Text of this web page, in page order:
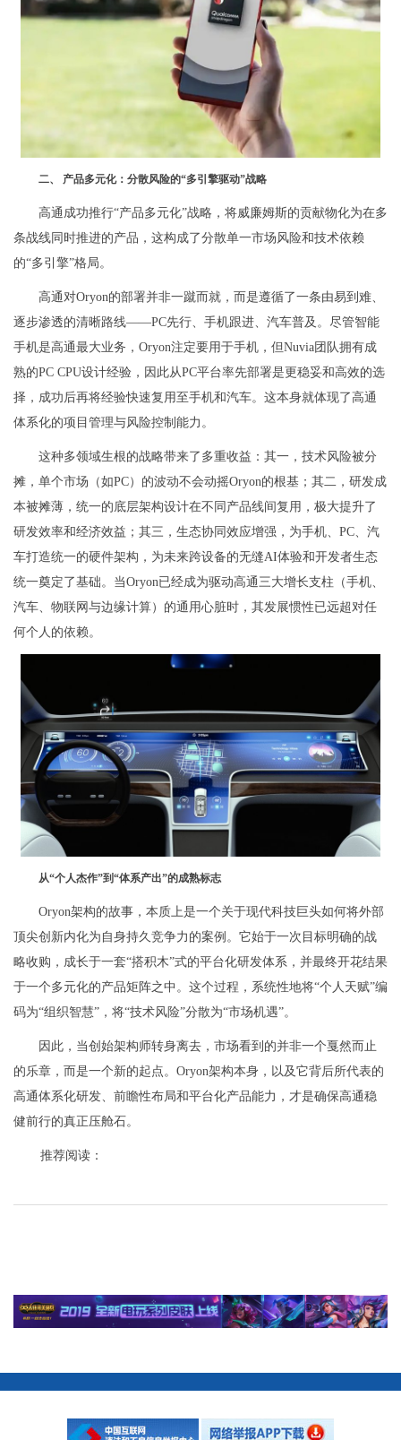
二、 产品多元化：分散风险的“多引擎驱动”战略
高通成功推行“产品多元化”战略，将威廉姆斯的贡献物化为在多
条战线同时推进的产品，这构成了分散单一市场风险和技术依赖
的“多引擎”格局。
高通对Oryon的部署并非一蹴而就，而是遵循了一条由易到难、
逐步渗透的清晰路线——PC先行、手机跟进、汽车普及。尽管智能
手机是高通最大业务，Oryon注定要用于手机，但Nuvia团队拥有成
熟的PC CPU设计经验，因此从PC平台率先部署是更稳妥和高效的选
择，成功后再将经验快速复用至手机和汽车。这本身就体现了高通
体系化的项目管理与风险控制能力。
这种多领域生根的战略带来了多重收益：其一，技术风险被分
摊，单个市场（如PC）的波动不会动摇Oryon的根基；其二，研发成
本被摊薄，统一的底层架构设计在不同产品线间复用，极大提升了
研发效率和经济效益；其三，生态协同效应增强，为手机、PC、汽
车打造统一的硬件架构，为未来跨设备的无缝AI体验和开发者生态
统一奠定了基础。当Oryon已经成为驱动高通三大增长支柱（手机、
汽车、物联网与边缘计算）的通用心脏时，其发展惯性已远超对任
何个人的依赖。
从“个人杰作”到“体系产出”的成熟标志
Oryon架构的故事，本质上是一个关于现代科技巨头如何将外部
顶尖创新内化为自身持久竞争力的案例。它始于一次目标明确的战
略收购，成长于一套“搭积木”式的平台化研发体系，并最终开花结果
于一个多元化的产品矩阵之中。这个过程，系统性地将“个人天赋”编
码为“组织智慧”，将“技术风险”分散为“市场机遇”。
因此，当创始架构师转身离去，市场看到的并非一个戛然而止
的乐章，而是一个新的起点。Oryon架构本身，以及它背后所代表的
高通体系化研发、前瞻性布局和平台化产品能力，才是确保高通稳
健前行的真正压舱石。
推荐阅读：